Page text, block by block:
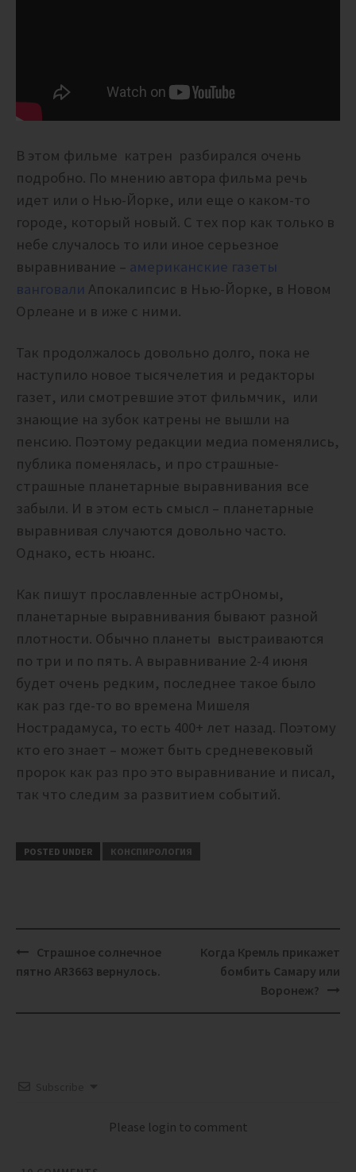
В этом фильме катрен разбирался очень
подробно. По мнению автора фильма речь
идет или о Нью-Йорке, или еще о каком-то
городе, который новый. С тех пор как только в
небе случалось то или иное серьезное
выравнивание – американские газеты
ванговали Апокалипсис в Нью-Йорке, в Новом
Орлеане и в иже с ними.
Так продолжалось довольно долго, пока не
наступило новое тысячелетия и редакторы
газет, или смотревшие этот фильмчик, или
знающие на зубок катрены не вышли на
пенсию. Поэтому редакции медиа поменялись,
публика поменялась, и про страшные-
страшные планетарные выравнивания все
забыли. И в этом есть смысл – планетарные
выравнивая случаются довольно часто.
Однако, есть нюанс.
Как пишут прославленные астрОномы,
планетарные выравнивания бывают разной
плотности. Обычно планеты выстраиваются
по три и по пять. А выравнивание 2-4 июня
будет очень редким, последнее такое было
как раз где-то во времена Мишеля
Нострадамуса, то есть 400+ лет назад. Поэтому
кто его знает – может быть средневековый
пророк как раз про это выравнивание и писал,
так что следим за развитием событий.
POSTED UNDER КОНСПИРОЛОГИЯ
Post
navigation
Страшное солнечное
пятно AR3663 вернулось.
Когда Кремль прикажет
бомбить Самару или
Воронеж?
Please login to comment